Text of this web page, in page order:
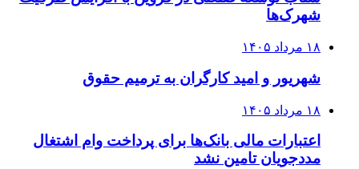
شهرک‌ها
۱۸ مرداد ۱۴۰۵
شهریور و امید کارگران به ترمیم حقوق
۱۸ مرداد ۱۴۰۵
اعتبارات مالی بانک‌ها برای پرداخت وام اشتغال
مددجویان تامین نشد